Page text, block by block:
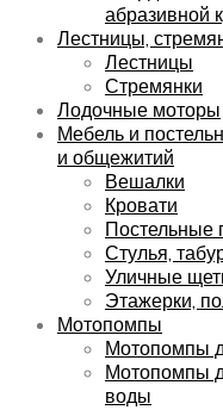
абразивной
Лестницы,
Лестницы
Стремянки
Лодочные моторы
Мебель и
и общежитий
Вешалки
Кровати
Постельные
Стулья,
Уличные
Этажерки,
Мотопомпы
Мотопомпы
Мотопомпы
воды